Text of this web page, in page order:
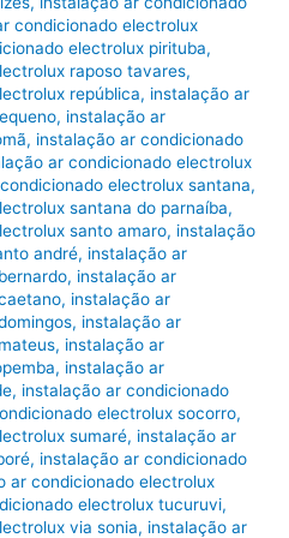
condicionado electrolux
electrolux pirituba,
raposo tavares,
república, instalação ar
, instalação ar
, instalação ar condicionado
ar condicionado electrolux
electrolux santana,
santana do parnaíba,
santo amaro, instalação
andré, instalação ar
, instalação ar
, instalação ar
, instalação ar
, instalação ar
, instalação ar
, instalação ar condicionado
electrolux socorro,
sumaré, instalação ar
, instalação ar condicionado
ar condicionado electrolux
electrolux tucuruvi,
via sonia, instalação ar